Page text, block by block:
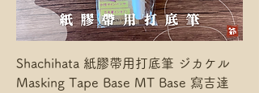
Shachihata 紙膠帶用打底筆 ジカケル
Masking Tape Base MT Base 寫吉達